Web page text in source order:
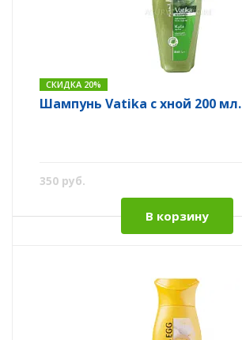
СКИДКА 20%
Шампунь Vatika с хной 200 мл.
350 руб.
В корзину